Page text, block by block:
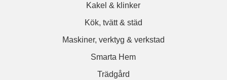
Kakel & klinker
Kök, tvätt & städ
Maskiner, verktyg & verkstad
Smarta Hem
Trädgård